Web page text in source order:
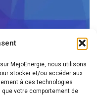
MejoEnergie, nous utilisons
stocker et/ou accéder aux
à ces technologies
votre comportement de